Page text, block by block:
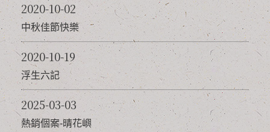
2020-10-02
中秋佳節快樂
2020-10-19
浮生六記
2025-03-03
熱銷個案-晴花嶼